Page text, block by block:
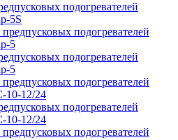
подогревателей
5S
подогревателей
5
подогревателей
10-12/24